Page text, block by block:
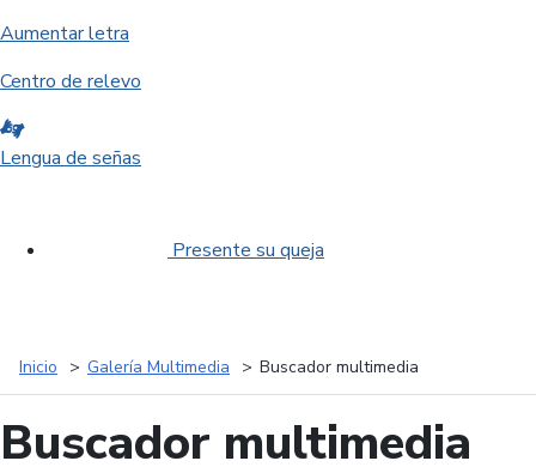
Aumentar letra
Centro de relevo
Lengua de señas
Presente su queja
Inicio Galería Multimedia Buscador multimedia
Buscador multimedia